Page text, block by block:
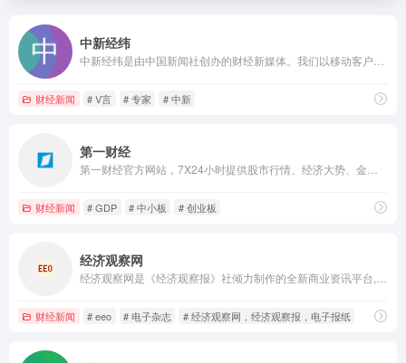
中新经纬
财经新闻 # V言 # 专家 # 中新
第一财经
财经新闻 # GDP # 中小板 # 创业板
经济观察网
财经新闻 # eeo # 电子杂志 # 经济观察网，经济观察报，电子报纸